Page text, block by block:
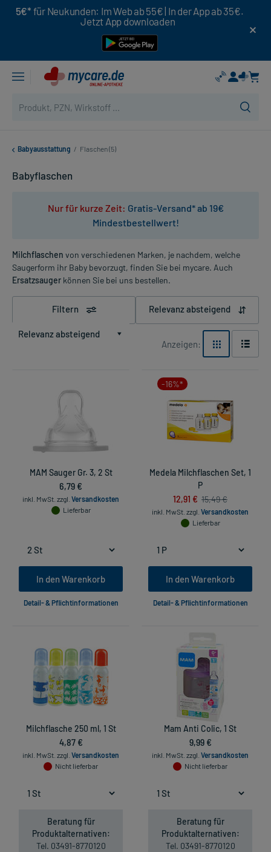
5€* für Neukunden: Im Web ab 55€ | In der App ab 35€.
Jetzt App downloaden
Babyausstattung / Flaschen (5)
Babyflaschen
Nur für kurze Zeit: Gratis-Versand* ab 19€
Mindestbestellwert!
Milchflaschen von verschiedenen Marken, je nachdem, welche
Saugerform ihr Baby bevorzugt, finden Sie bei mycare. Auch
Ersatzsauger können Sie bei uns bestellen.
Filtern Relevanz absteigend
Relevanz absteigend
Anzeigen:
MAM Sauger Gr. 3, 2 St
6,79 €
inkl. MwSt. zzgl. Versandkosten
Lieferbar
In den Warenkorb
Detail- & Pflichtinformationen
-16%*
Medela Milchflaschen Set, 1
P
12,91 € 15,49 €
inkl. MwSt. zzgl. Versandkosten
Lieferbar
In den Warenkorb
Detail- & Pflichtinformationen
Milchflasche 250 ml, 1 St
4,87 €
inkl. MwSt. zzgl. Versandkosten
Nicht lieferbar
Beratung für
Produktalternativen:
Tel. 03491-8770120
Mam Anti Colic, 1 St
9,99 €
inkl. MwSt. zzgl. Versandkosten
Nicht lieferbar
Beratung für
Produktalternativen:
Tel. 03491-8770120